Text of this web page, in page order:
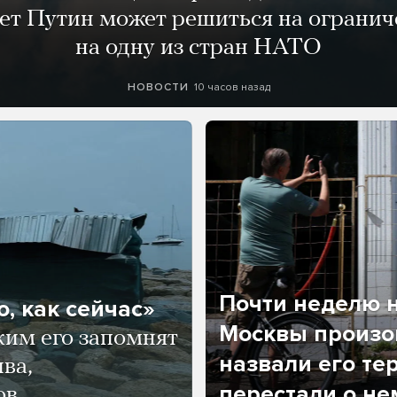
Путин может решиться на
на одну из стран НАТО
НОВОСТИ 10 часов назад
как сейчас»
его запомнят
Почти неделю
Москвы
назвали его